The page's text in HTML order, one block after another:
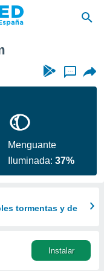
...
Menguante
Iluminada:37%
tormentas y de
Instalar